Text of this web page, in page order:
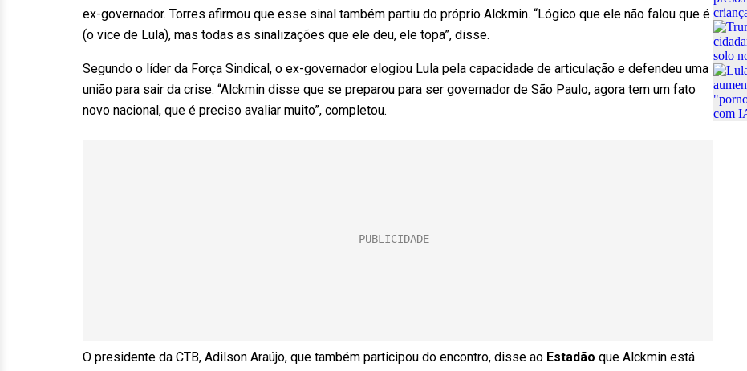
ex-governador. Torres afirmou que esse sinal também partiu do próprio Alckmin. “Lógico que ele não falou que é
(o vice de Lula), mas todas as sinalizações que ele deu, ele topa”, disse.
Segundo o líder da Força Sindical, o ex-governador elogiou Lula pela capacidade de articulação e defendeu uma
união para sair da crise. “Alckmin disse que se preparou para ser governador de São Paulo, agora tem um fato
novo nacional, que é preciso avaliar muito”, completou.
O presidente da CTB, Adilson Araújo, que também participou do encontro, disse ao Estadão que Alckmin está